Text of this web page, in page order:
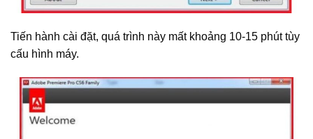
Tiến hành cài đặt, quá trình này mất khoảng 10-15 phút tùy
cấu hình máy.